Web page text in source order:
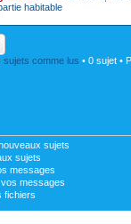
habitable
sujets comme lus • 0 sujet •
sujets
sujets
messages
messages
fichiers